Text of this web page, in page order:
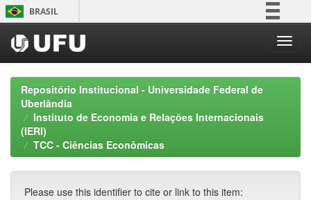
Skip
navigation
BRASIL
Participe
Acesso à informação
Legislação
Repositório Institucional - Universidade Federal de
Uberlândia
Instituto de Economia e Relações Internacionais
(IERI)
TCC - Ciências Econômicas
Please use this identifier to cite or link to this item: